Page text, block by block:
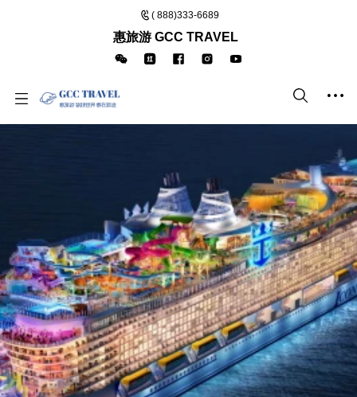
( 888)333-6689
惠旅游 GCC TRAVEL